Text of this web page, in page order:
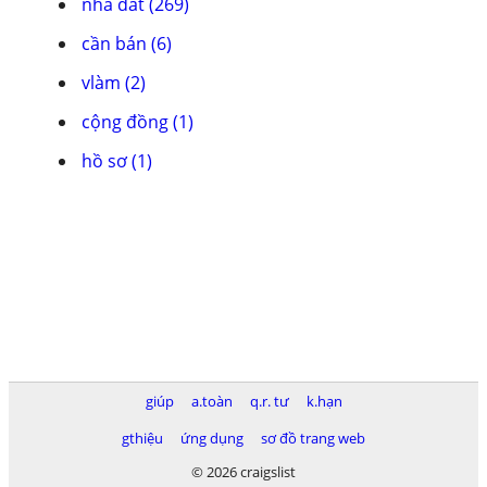
cần bán (6)
vlàm (2)
cộng đồng (1)
hồ sơ (1)
giúp a.toàn q.r. tư
k.hạn
gthiệu
ứng dụng
sơ đồ trang web
© 2026 craigslist